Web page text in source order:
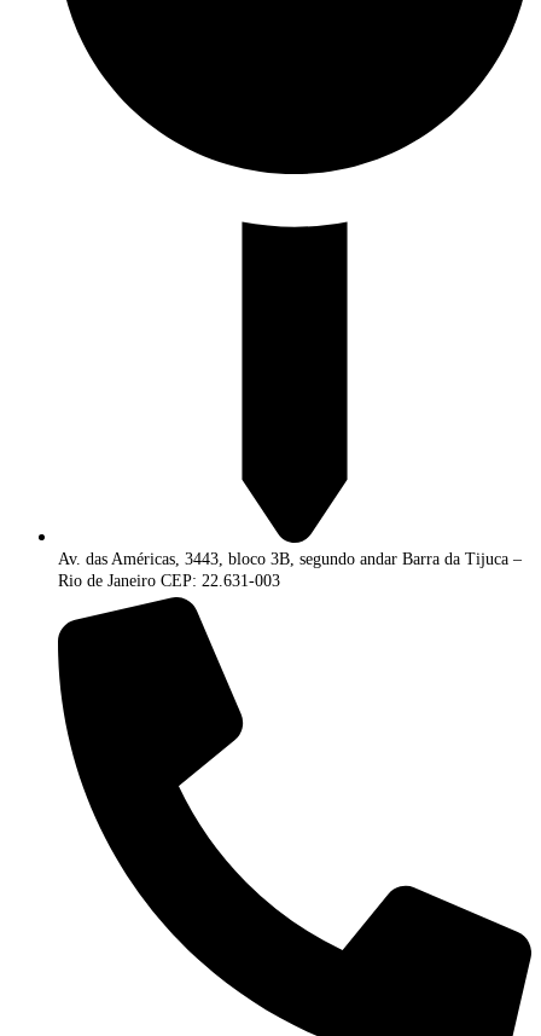
Av. das Américas, 3443, bloco 3B, segundo andar Barra da Tijuca –
Rio de Janeiro CEP: 22.631-003